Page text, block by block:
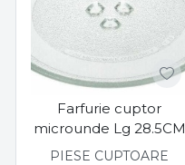
Farfurie cuptor
microunde Lg 28.5CM
PIESE CUPTOARE